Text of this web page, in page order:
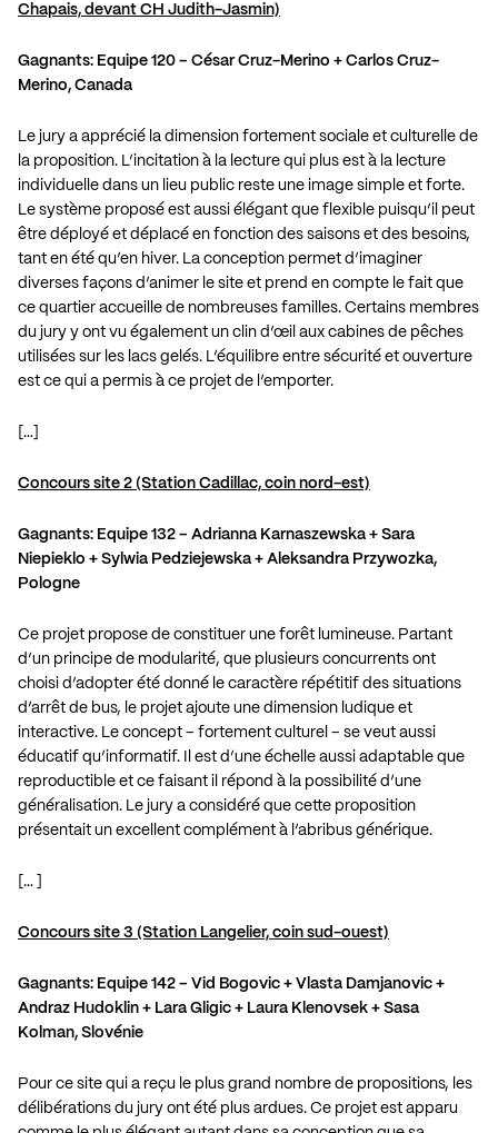
Chapais, devant CH Judith-Jasmin)
Gagnants: Equipe 120 – César Cruz-Merino + Carlos Cruz-
Merino, Canada
Le jury a apprécié la dimension fortement sociale et culturelle de
la proposition. L’incitation à la lecture qui plus est à la lecture
individuelle dans un lieu public reste une image simple et forte.
Le système proposé est aussi élégant que flexible puisqu’il peut
être déployé et déplacé en fonction des saisons et des besoins,
tant en été qu’en hiver. La conception permet d’imaginer
diverses façons d’animer le site et prend en compte le fait que
ce quartier accueille de nombreuses familles. Certains membres
du jury y ont vu également un clin d’œil aux cabines de pêches
utilisées sur les lacs gelés. L’équilibre entre sécurité et ouverture
est ce qui a permis à ce projet de l’emporter.
[…]
Concours site 2 (Station Cadillac, coin nord-est)
Gagnants: Equipe 132 – Adrianna Karnaszewska + Sara
Niepieklo + Sylwia Pedziejewska + Aleksandra Przywozka,
Pologne
Ce projet propose de constituer une forêt lumineuse. Partant
d’un principe de modularité, que plusieurs concurrents ont
choisi d’adopter été donné le caractère répétitif des situations
d’arrêt de bus, le projet ajoute une dimension ludique et
interactive. Le concept – fortement culturel – se veut aussi
éducatif qu’informatif. Il est d’une échelle aussi adaptable que
reproductible et ce faisant il répond à la possibilité d’une
généralisation. Le jury a considéré que cette proposition
présentait un excellent complément à l’abribus générique.
[… ]
Concours site 3 (Station Langelier, coin sud-ouest)
Gagnants: Equipe 142 – Vid Bogovic + Vlasta Damjanovic +
Andraz Hudoklin + Lara Gligic + Laura Klenovsek + Sasa
Kolman, Slovénie
Pour ce site qui a reçu le plus grand nombre de propositions, les
délibérations du jury ont été plus ardues. Ce projet est apparu